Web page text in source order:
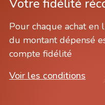
Votre fidélité
Pour chaque achat
du montant dépensé
compte fidélité
Voir les conditions